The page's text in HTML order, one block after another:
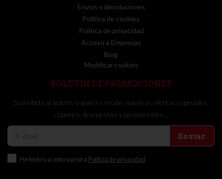
Envíos y devoluciones
Política de cookies
Política de privacidad
Acceso a Empresas
Blog
Modificar cookies
BOLETÍN DE PROMOCIONES
Suscríbete al boletín si quieres recibir nuestras ofertas especiales,
cupones, descuentos y promociones…
Enviar
He leído y acepto vuestra Política de privacidad